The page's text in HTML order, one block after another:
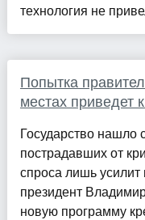
технология не
Попытка
местах приведет
Государство нашло
пострадавших от
спроса лишь
президент
новую программу